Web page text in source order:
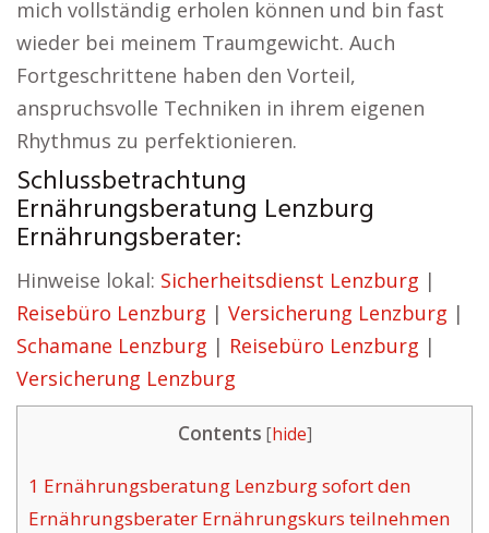
mich vollständig erholen können und bin fast
wieder bei meinem Traumgewicht. Auch
Fortgeschrittene haben den Vorteil,
anspruchsvolle Techniken in ihrem eigenen
Rhythmus zu perfektionieren.
Schlussbetrachtung
Ernährungsberatung Lenzburg
Ernährungsberater:
Hinweise lokal: Sicherheitsdienst Lenzburg |
Reisebüro Lenzburg | Versicherung Lenzburg |
Schamane Lenzburg | Reisebüro Lenzburg |
Versicherung Lenzburg
Contents [hide]
1 Ernährungsberatung Lenzburg sofort den
Ernährungsberater Ernährungskurs teilnehmen